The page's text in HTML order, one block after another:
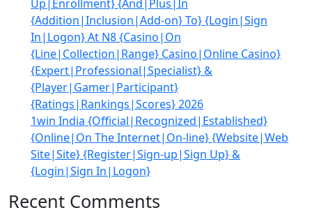
Up|Enrollment} {And|Plus|In
{Addition|Inclusion|Add-on} To} {Login|Sign
In|Logon} At N8 {Casino|On
{Line|Collection|Range} Casino|Online Casino}
{Expert|Professional|Specialist} &
{Player|Gamer|Participant}
{Ratings|Rankings|Scores} 2026
1win India {Official|Recognized|Established}
{Online|On The Internet|On-line} {Website|Web
Site|Site} {Register|Sign-up|Sign Up} &
{Login|Sign In|Logon}
Recent Comments